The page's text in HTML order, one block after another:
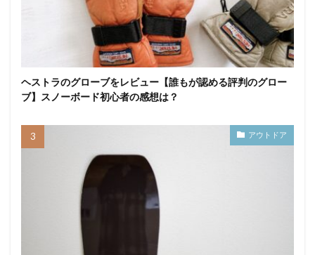
ヘストラのグローブをレビュー【誰もが認める評判のグロー
ブ】スノーボード初心者の感想は？
アウトドア